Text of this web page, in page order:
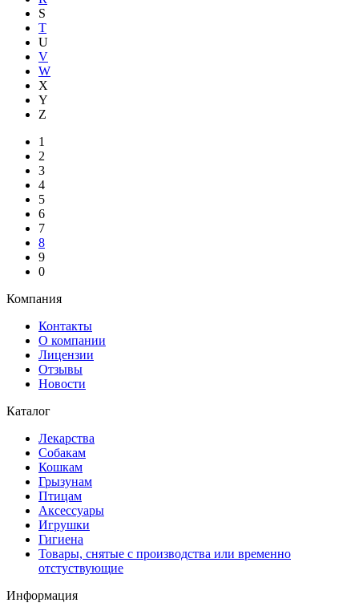
S
T
U
V
W
X
Y
Z
1
2
3
4
5
6
7
8
9
0
Компания
Контакты
О компании
Лицензии
Отзывы
Новости
Каталог
Лекарства
Собакам
Кошкам
Грызунам
Птицам
Аксессуары
Игрушки
Гигиена
Товары, снятые с производства или временно
отстуствующие
Информация